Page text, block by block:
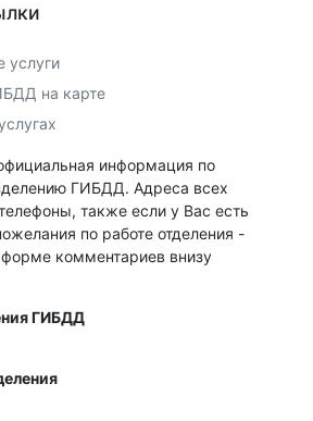
услуги
на карте
информация по
ГИБДД. Адреса всех
также если у Вас есть
по работе отделения -
комментариев внизу
ГИБДД